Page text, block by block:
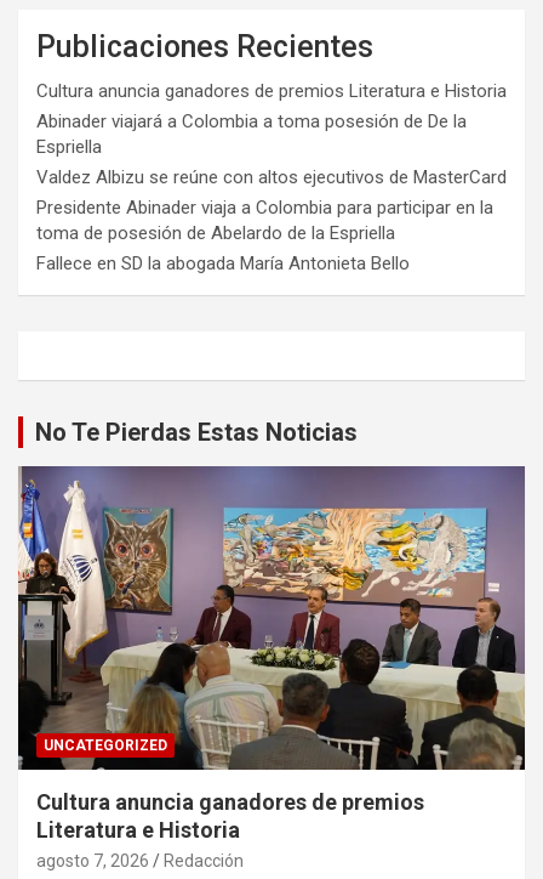
Publicaciones Recientes
Cultura anuncia ganadores de premios Literatura e Historia
Abinader viajará a Colombia a toma posesión de De la
Espriella
Valdez Albizu se reúne con altos ejecutivos de MasterCard
Presidente Abinader viaja a Colombia para participar en la
toma de posesión de Abelardo de la Espriella
Fallece en SD la abogada María Antonieta Bello
No Te Pierdas Estas Noticias
UNCATEGORIZED
Cultura anuncia ganadores de premios
Literatura e Historia
agosto 7, 2026 Redacción